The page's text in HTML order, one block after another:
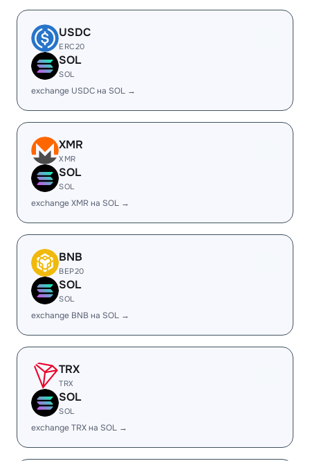
USDC
ERC20
SOL
SOL
exchange USDC на SOL →
XMR
XMR
SOL
SOL
exchange XMR на SOL →
BNB
BEP20
SOL
SOL
exchange BNB на SOL →
TRX
TRX
SOL
SOL
exchange TRX на SOL →